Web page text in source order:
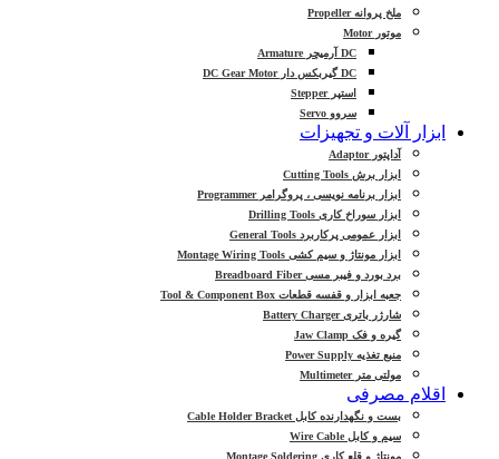
ملخ پروانه Propeller
موتور Motor
DC آرمیچر Armature
DC گیربکس دار DC Gear Motor
استپر Stepper
سروو Servo
ابزار آلات و تجهیزات
آداپتور Adaptor
ابزار برش Cutting Tools
ابزار برنامه نویسی ، پروگرامر Programmer
ابزار سوراخ کاری Drilling Tools
ابزار عمومی پرکاربرد General Tools
ابزار مونتاژ و سیم کشی Montage Wiring Tools
برد بورد و فیبر مسی Breadboard Fiber
جعبه ابزار و قفسه قطعات Tool & Component Box
شارژر باتری Battery Charger
گیره و فک Jaw Clamp
منبع تغذیه Power Supply
مولتی متر Multimeter
اقلام مصرفی
بست و نگهدارنده کابل Cable Holder Bracket
سیم و کابل Wire Cable
مونتاژ و قلع کاری Montage Soldering